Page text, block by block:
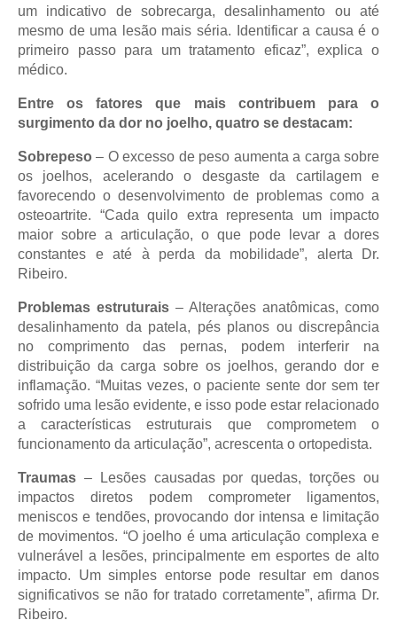
um indicativo de sobrecarga, desalinhamento ou até
mesmo de uma lesão mais séria. Identificar a causa é o
primeiro passo para um tratamento eficaz”, explica o
médico.
Entre os fatores que mais contribuem para o
surgimento da dor no joelho, quatro se destacam:
Sobrepeso – O excesso de peso aumenta a carga sobre
os joelhos, acelerando o desgaste da cartilagem e
favorecendo o desenvolvimento de problemas como a
osteoartrite. “Cada quilo extra representa um impacto
maior sobre a articulação, o que pode levar a dores
constantes e até à perda da mobilidade”, alerta Dr.
Ribeiro.
Problemas estruturais – Alterações anatômicas, como
desalinhamento da patela, pés planos ou discrepância
no comprimento das pernas, podem interferir na
distribuição da carga sobre os joelhos, gerando dor e
inflamação. “Muitas vezes, o paciente sente dor sem ter
sofrido uma lesão evidente, e isso pode estar relacionado
a características estruturais que comprometem o
funcionamento da articulação”, acrescenta o ortopedista.
Traumas – Lesões causadas por quedas, torções ou
impactos diretos podem comprometer ligamentos,
meniscos e tendões, provocando dor intensa e limitação
de movimentos. “O joelho é uma articulação complexa e
vulnerável a lesões, principalmente em esportes de alto
impacto. Um simples entorse pode resultar em danos
significativos se não for tratado corretamente”, afirma Dr.
Ribeiro.